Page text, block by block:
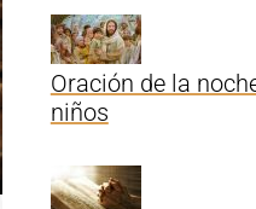
Oración de la
niños